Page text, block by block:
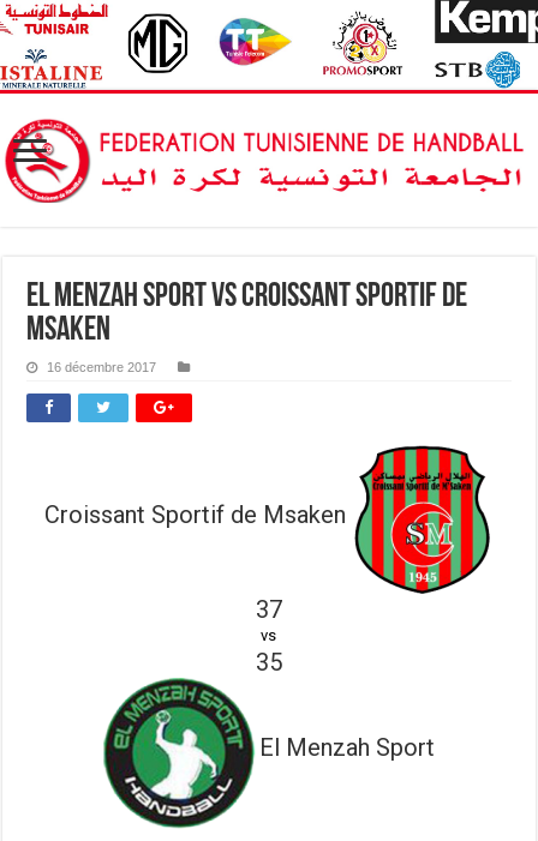
El Menzah Sport vs Croissant Sportif de
Msaken
16 décembre 2017
Croissant Sportif de Msaken
37
vs
35
El Menzah Sport